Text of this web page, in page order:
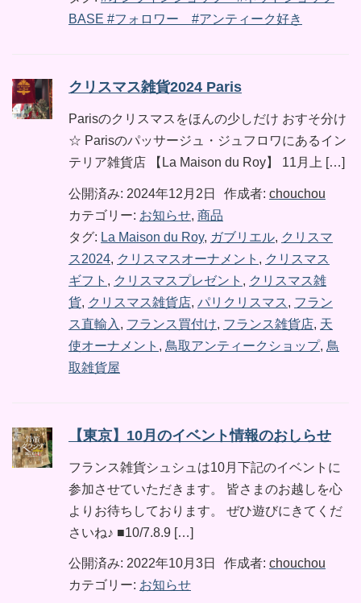
BASE #フォロワー #アンティーク好き
クリスマス雑貨2024 Paris
Parisのクリスマスをほんの少しだけ おすそ分け
☆ Parisのパッサージュ・ジュフロワにあるイン
テリア雑貨店 【La Maison du Roy】 11月上 […]
公開済み: 2024年12月2日 作成者: chouchou
カテゴリー: お知らせ, 商品
タグ: La Maison du Roy, ガブリエル, クリスマ
ス2024, クリスマスオーナメント , クリスマス
ギフト , クリスマスプレゼント , クリスマス雑
貨, クリスマス雑貨店, パリクリスマス, フラン
ス直輸入 , フランス買付け, フランス雑貨店, 天
使オーナメント , 鳥取アンティークショップ, 鳥
取雑貨屋
【東京】10月のイベント情報のおしらせ
フランス雑貨シュシュは10月下記のイベントに
参加させていただきます。 皆さまのお越しを心
よりお待ちしております。 ぜひ遊びにきてくだ
さいね♪ ■10/7.8.9 […]
公開済み: 2022年10月3日 作成者: chouchou
カテゴリー: お知らせ